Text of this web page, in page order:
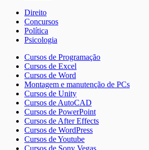
Direito
Concursos
Política
Psicologia
Cursos de Programação
Cursos de Excel
Cursos de Word
Montagem e manutenção de PCs
Cursos de Unity
Cursos de AutoCAD
Cursos de PowerPoint
Cursos de After Effects
Cursos de WordPress
Cursos de Youtube
Cursos de Sony Vegas